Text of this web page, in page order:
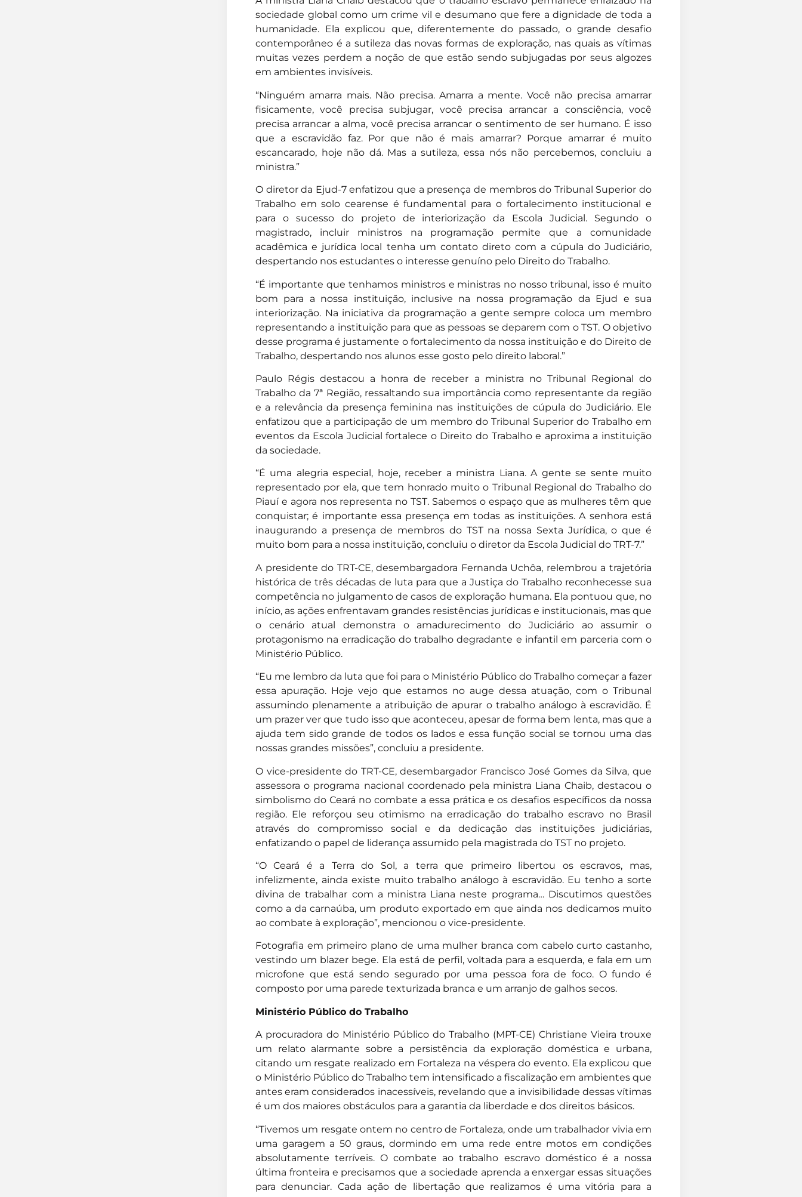
sociedade global como um crime vil e desumano que fere a dignidade de toda a
humanidade. Ela explicou que, diferentemente do passado, o grande desafio
contemporâneo é a sutileza das novas formas de exploração, nas quais as vítimas
muitas vezes perdem a noção de que estão sendo subjugadas por seus algozes
em ambientes invisíveis.
“Ninguém amarra mais. Não precisa. Amarra a mente. Você não precisa amarrar
fisicamente, você precisa subjugar, você precisa arrancar a consciência, você
precisa arrancar a alma, você precisa arrancar o sentimento de ser humano. É isso
que a escravidão faz. Por que não é mais amarrar? Porque amarrar é muito
escancarado, hoje não dá. Mas a sutileza, essa nós não percebemos, concluiu a
ministra.”
O diretor da Ejud-7 enfatizou que a presença de membros do Tribunal Superior do
Trabalho em solo cearense é fundamental para o fortalecimento institucional e
para o sucesso do projeto de interiorização da Escola Judicial. Segundo o
magistrado, incluir ministros na programação permite que a comunidade
acadêmica e jurídica local tenha um contato direto com a cúpula do Judiciário,
despertando nos estudantes o interesse genuíno pelo Direito do Trabalho.
“É importante que tenhamos ministros e ministras no nosso tribunal, isso é muito
bom para a nossa instituição, inclusive na nossa programação da Ejud e sua
interiorização. Na iniciativa da programação a gente sempre coloca um membro
representando a instituição para que as pessoas se deparem com o TST. O objetivo
desse programa é justamente o fortalecimento da nossa instituição e do Direito de
Trabalho, despertando nos alunos esse gosto pelo direito laboral.”
Paulo Régis destacou a honra de receber a ministra no Tribunal Regional do
Trabalho da 7ª Região, ressaltando sua importância como representante da região
e a relevância da presença feminina nas instituições de cúpula do Judiciário. Ele
enfatizou que a participação de um membro do Tribunal Superior do Trabalho em
eventos da Escola Judicial fortalece o Direito do Trabalho e aproxima a instituição
da sociedade.
“É uma alegria especial, hoje, receber a ministra Liana. A gente se sente muito
representado por ela, que tem honrado muito o Tribunal Regional do Trabalho do
Piauí e agora nos representa no TST. Sabemos o espaço que as mulheres têm que
conquistar; é importante essa presença em todas as instituições. A senhora está
inaugurando a presença de membros do TST na nossa Sexta Jurídica, o que é
muito bom para a nossa instituição, concluiu o diretor da Escola Judicial do TRT-7.”
A presidente do TRT-CE, desembargadora Fernanda Uchôa, relembrou a trajetória
histórica de três décadas de luta para que a Justiça do Trabalho reconhecesse sua
competência no julgamento de casos de exploração humana. Ela pontuou que, no
início, as ações enfrentavam grandes resistências jurídicas e institucionais, mas que
o cenário atual demonstra o amadurecimento do Judiciário ao assumir o
protagonismo na erradicação do trabalho degradante e infantil em parceria com o
Ministério Público.
“Eu me lembro da luta que foi para o Ministério Público do Trabalho começar a fazer
essa apuração. Hoje vejo que estamos no auge dessa atuação, com o Tribunal
assumindo plenamente a atribuição de apurar o trabalho análogo à escravidão. É
um prazer ver que tudo isso que aconteceu, apesar de forma bem lenta, mas que a
ajuda tem sido grande de todos os lados e essa função social se tornou uma das
nossas grandes missões”, concluiu a presidente.
O vice-presidente do TRT-CE, desembargador Francisco José Gomes da Silva, que
assessora o programa nacional coordenado pela ministra Liana Chaib, destacou o
simbolismo do Ceará no combate a essa prática e os desafios específicos da nossa
região. Ele reforçou seu otimismo na erradicação do trabalho escravo no Brasil
através do compromisso social e da dedicação das instituições judiciárias,
enfatizando o papel de liderança assumido pela magistrada do TST no projeto.
“O Ceará é a Terra do Sol, a terra que primeiro libertou os escravos, mas,
infelizmente, ainda existe muito trabalho análogo à escravidão. Eu tenho a sorte
divina de trabalhar com a ministra Liana neste programa… Discutimos questões
como a da carnaúba, um produto exportado em que ainda nos dedicamos muito
ao combate à exploração”, mencionou o vice-presidente.
Fotografia em primeiro plano de uma mulher branca com cabelo curto castanho,
vestindo um blazer bege. Ela está de perfil, voltada para a esquerda, e fala em um
microfone que está sendo segurado por uma pessoa fora de foco. O fundo é
composto por uma parede texturizada branca e um arranjo de galhos secos.
Ministério Público do Trabalho
A procuradora do Ministério Público do Trabalho (MPT-CE) Christiane Vieira trouxe
um relato alarmante sobre a persistência da exploração doméstica e urbana,
citando um resgate realizado em Fortaleza na véspera do evento. Ela explicou que
o Ministério Público do Trabalho tem intensificado a fiscalização em ambientes que
antes eram considerados inacessíveis, revelando que a invisibilidade dessas vítimas
é um dos maiores obstáculos para a garantia da liberdade e dos direitos básicos.
“Tivemos um resgate ontem no centro de Fortaleza, onde um trabalhador vivia em
uma garagem a 50 graus, dormindo em uma rede entre motos em condições
absolutamente terríveis. O combate ao trabalho escravo doméstico é a nossa
última fronteira e precisamos que a sociedade aprenda a enxergar essas situações
para denunciar. Cada ação de libertação que realizamos é uma vitória para a